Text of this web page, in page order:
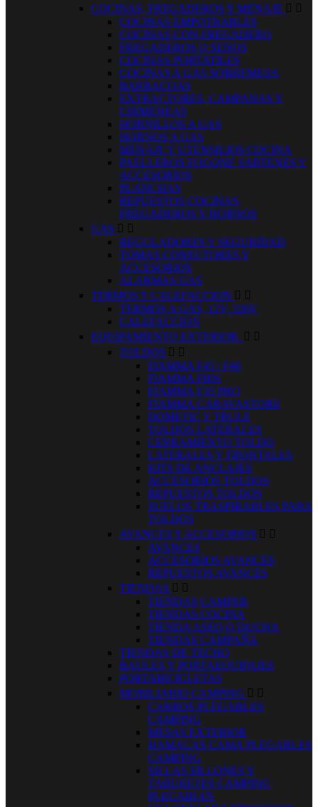
COCINAS, FREGADEROS Y MENAJE  
COCINAS EMPOTRABLES
COCINAS CON FREGADERO
FREGADEROS O SENOS
COCINAS PORTATILES
COCINAS A GAS SOBREMESA
BARBACOAS
EXTRACTORES, CAMPANAS Y
CHIMENEAS
HORNILLOS A GAS
HORNOS A GAS
MENAJE Y UTENSILIOS COCINA
PAELLEROS FOGONE SARTENES Y
ACCESORIOS
PLANCHAS
REPUESTOS COCINAS,
FREGADEROS Y HORNOS
GAS  
REGULADORES Y SEGURIDAD
TOMAS CONECTORES Y
ACCESORIOS
ALARMAS GAS
TERMOS Y CALEFACCION  
TERMOS A GAS, 12V, 220V
CALEFACCION
EQUIPAMIENTO EXTERIOR.  
TOLDOS  
FIAMMA F45 / F40
FIAMMA F80S
FIAMMA F35 PRO
FIAMMA CARAVASTORE
DOMETIC Y TRULE
TOLDOS LATERALES
CERRAMIENTO TOLDO
LATERALES Y FRONTALES
KITS DE ANCLAJES
ACCESORIOS TOLDOS
REPUESTOS TOLDOS
SUELOS TRASPIRABLES PARA
TOLDOS
AVANCES Y ACCESORIOS  
AVANCES
ACCESORIOS AVANCES
REPUESTOS AVANCES
TIENDAS  
TIENDAS CAMPER
TIENDAS COCINA
TIENDA ASEO O DUCHA
TIENDAS CAMPAÑA
TIENDAS DE TECHO
BAULES Y PORTAEQUIPAJES
PORTABICICLETAS
MOBILIARIO CAMPING  
CARROS PLEGABLES
CAMPING
MESAS EXTERIOR
HAMACAS CAMA PLEGABLES
CAMPING
SILLAS SILLONES Y
TABURETES CAMPING
PLEGABLES